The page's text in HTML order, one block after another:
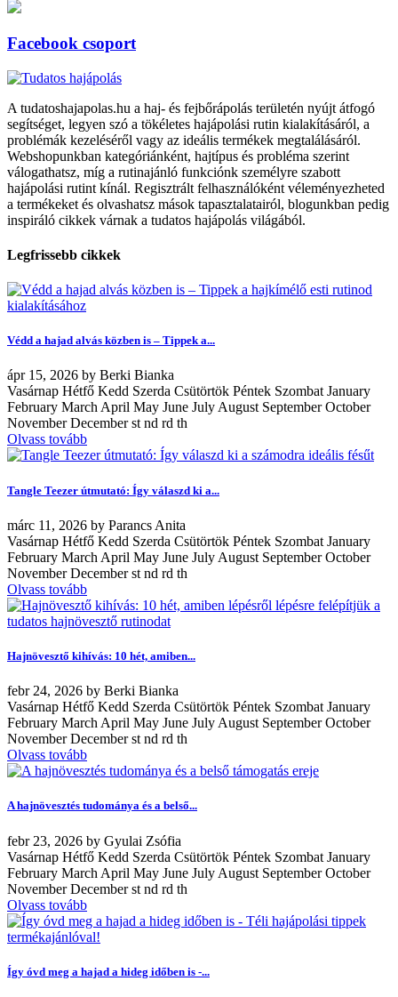
Facebook csoport
A tudatoshajapolas.hu a haj- és fejbőrápolás területén nyújt átfogó
segítséget, legyen szó a tökéletes hajápolási rutin kialakításáról, a
problémák kezeléséről vagy az ideális termékek megtalálásáról.
Webshopunkban kategóriánként, hajtípus és probléma szerint
válogathatsz, míg a rutinajánló funkciónk személyre szabott
hajápolási rutint kínál. Regisztrált felhasználóként véleményezheted
a termékeket és olvashatsz mások tapasztalatairól, blogunkban pedig
inspiráló cikkek várnak a tudatos hajápolás világából.
Legfrissebb cikkek
Védd a hajad alvás közben is – Tippek a...
ápr 15, 2026 by Berki Bianka
Vasárnap Hétfő Kedd Szerda Csütörtök Péntek Szombat January
February March April May June July August September October
November December st nd rd th
Olvass tovább
Tangle Teezer útmutató: Így válaszd ki a...
márc 11, 2026 by Parancs Anita
Vasárnap Hétfő Kedd Szerda Csütörtök Péntek Szombat January
February March April May June July August September October
November December st nd rd th
Olvass tovább
Hajnövesztő kihívás: 10 hét, amiben...
febr 24, 2026 by Berki Bianka
Vasárnap Hétfő Kedd Szerda Csütörtök Péntek Szombat January
February March April May June July August September October
November December st nd rd th
Olvass tovább
A hajnövesztés tudománya és a belső...
febr 23, 2026 by Gyulai Zsófia
Vasárnap Hétfő Kedd Szerda Csütörtök Péntek Szombat January
February March April May June July August September October
November December st nd rd th
Olvass tovább
Így óvd meg a hajad a hideg időben is -...